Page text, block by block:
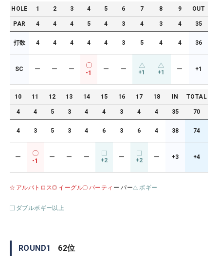
HOLE 1 2 3 4 5 6 7 8 9 OUT
PAR 4 4 4 5 4 3 4 3 4 35
打数 4 4 4 4 4 3 5 4 4 36
SC ー ー ー
-1
ー ー +1 +1 ー +1
10 11 12 13 14 15 16 17 18 IN TOTAL
4 4 5 3 4 4 3 4 4 35 70
4 3 5 3 4 6 3 6 4 38 74
ー
-1
ー ー ー +2 ー +2 ー +3 +4
アルバトロス イーグル バーティ ー パー ボギー
ダブルボギー以上
ROUND1 62位